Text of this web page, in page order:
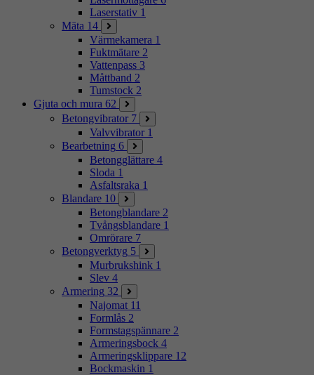
Laserstativ 1
Mäta 14
Värmekamera 1
Fuktmätare 2
Vattenpass 3
Måttband 2
Tumstock 2
Gjuta och mura 62
Betongvibrator 7
Valvvibrator 1
Bearbetning 6
Betongglättare 4
Sloda 1
Asfaltsraka 1
Blandare 10
Betongblandare 2
Tvångsblandare 1
Omrörare 7
Betongverktyg 5
Murbrukshink 1
Slev 4
Armering 32
Najomat 11
Formlås 2
Formstagspännare 2
Armeringsbock 4
Armeringsklippare 12
Bockmaskin 1